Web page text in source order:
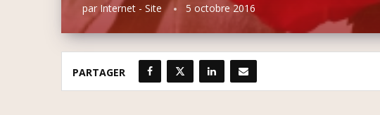
par Internet - Site 5 octobre 2016
PARTAGER